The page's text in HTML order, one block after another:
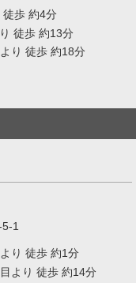
徒歩 約4分
徒歩 約13分
り 徒歩 約18分
1
り 徒歩 約1分
より 徒歩 約14分